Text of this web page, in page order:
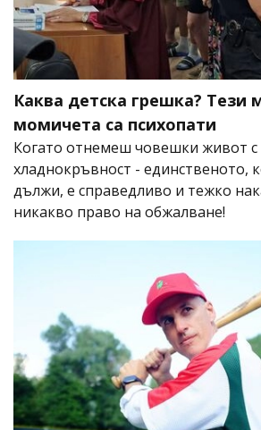
Каква детска грешка? Тези
момичета са психопати
Когато отнемеш човешки живот с
хладнокръвност - единственото,
дължи, е справедливо и тежко
никакво право на обжалване!